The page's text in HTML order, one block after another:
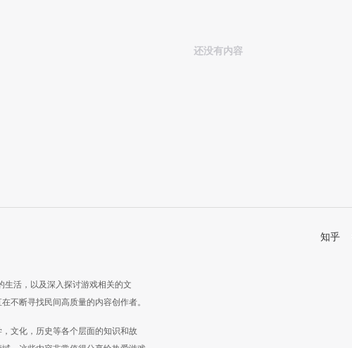
还没有内容
活，以及深入探讨游戏相关的文
不断寻找民间高质量的内容创作者。
文化，历史等各个层面的知识和故
知乎